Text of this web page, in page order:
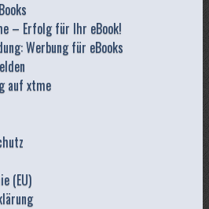
– Erfolg für Ihr eBook!
Werbung für eBooks
auf xtme
(EU)